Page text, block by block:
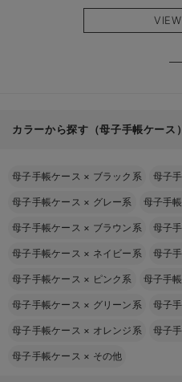
も長く使える
カラーから探す（母子手帳ケース）
母子手帳ケース × ブラック系 母子
母子手帳ケース × グレー系 母子手
母子手帳ケース × ブラウン系 母子
母子手帳ケース × ネイビー系 母子
母子手帳ケース × ピンク系 母子手
母子手帳ケース × グリーン系 母子
母子手帳ケース × オレンジ系 母子
母子手帳ケース × その他